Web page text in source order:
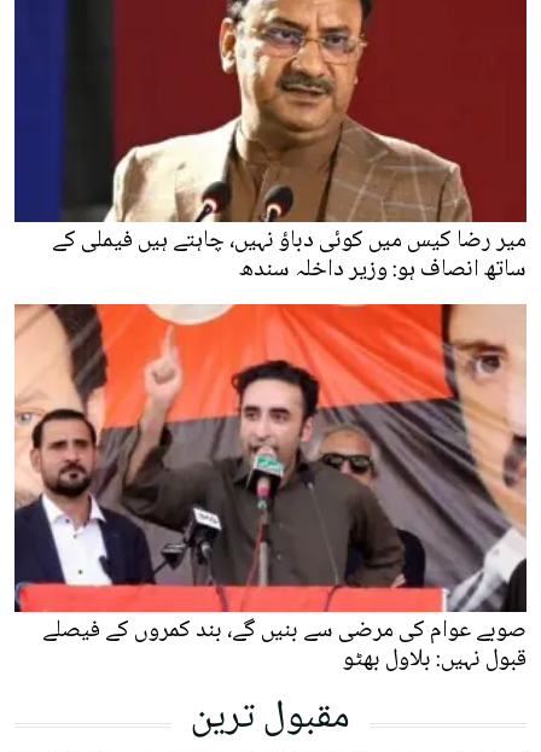
میر رضا کیس میں کوئی دباؤ نہیں، چاہتے ہیں فیملی کے
ساتھ انصاف ہو: وزیر داخلہ سندھ
صوبے عوام کی مرضی سے بنیں گے، بند کمروں کے فیصلے
قبول نہیں: بلاول بھٹو
مقبول ترین